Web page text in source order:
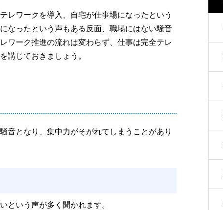
レワークを導入、自宅が仕事場になったという
なったという声もある反面、職場にはない騒音
ワーク推進の流れは変わらず、仕事は完全テレ
講じておきましょう。
音となり、集中力がそがれてしまうことがあり
という声が多く聞かれます。